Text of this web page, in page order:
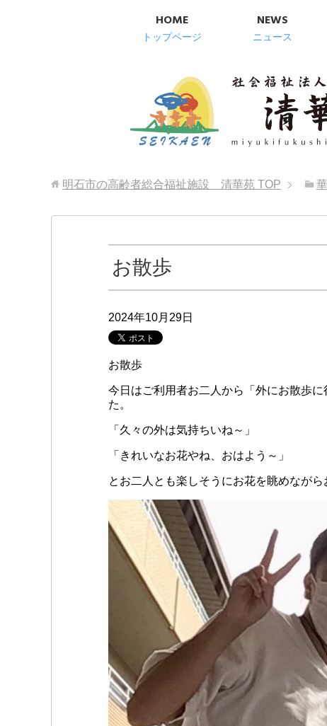
HOME
トップページ
NEWS
ニュース
明石市の高齢者総合福祉施設 清華苑 TOP
お散歩
2024年10月29日
お散歩
今日はご利用者お二人から「外にお散歩
た。
「久々の外は気持ちいね～」
「きれいなお花やね、おはよう～」
とお二人とも楽しそうにお花を眺めながら